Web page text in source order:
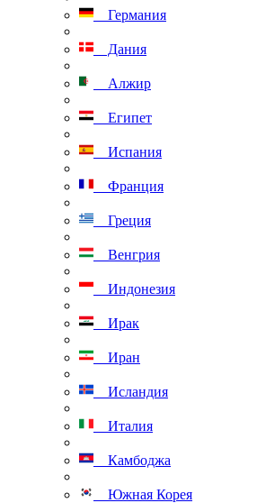
Германия
Дания
Алжир
Египет
Испания
Франция
Греция
Венгрия
Индонезия
Ирак
Иран
Исландия
Италия
Камбоджа
Южная Корея